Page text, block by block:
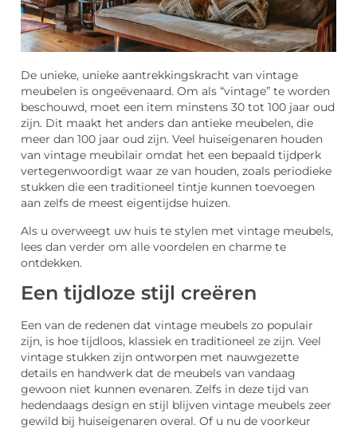
De unieke, unieke aantrekkingskracht van vintage
meubelen is ongeëvenaard. Om als “vintage” te worden
beschouwd, moet een item minstens 30 tot 100 jaar oud
zijn. Dit maakt het anders dan antieke meubelen, die
meer dan 100 jaar oud zijn. Veel huiseigenaren houden
van vintage meubilair omdat het een bepaald tijdperk
vertegenwoordigt waar ze van houden, zoals periodieke
stukken die een traditioneel tintje kunnen toevoegen
aan zelfs de meest eigentijdse huizen.
Als u overweegt uw huis te stylen met vintage meubels,
lees dan verder om alle voordelen en charme te
ontdekken.
Een tijdloze stijl creëren
Een van de redenen dat vintage meubels zo populair
zijn, is hoe tijdloos, klassiek en traditioneel ze zijn. Veel
vintage stukken zijn ontworpen met nauwgezette
details en handwerk dat de meubels van vandaag
gewoon niet kunnen evenaren. Zelfs in deze tijd van
hedendaags design en stijl blijven vintage meubels zeer
gewild bij huiseigenaren overal. Of u nu de voorkeur